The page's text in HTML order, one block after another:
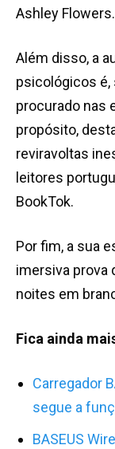
Ashley Flowers.
Além disso, a
psicológicos é,
procurado nas
propósito,
reviravoltas
leitores
BookTok.
Por fim, a sua
imersiva prova
noites em
Fica ainda
Carregador
segue a
BASEUS